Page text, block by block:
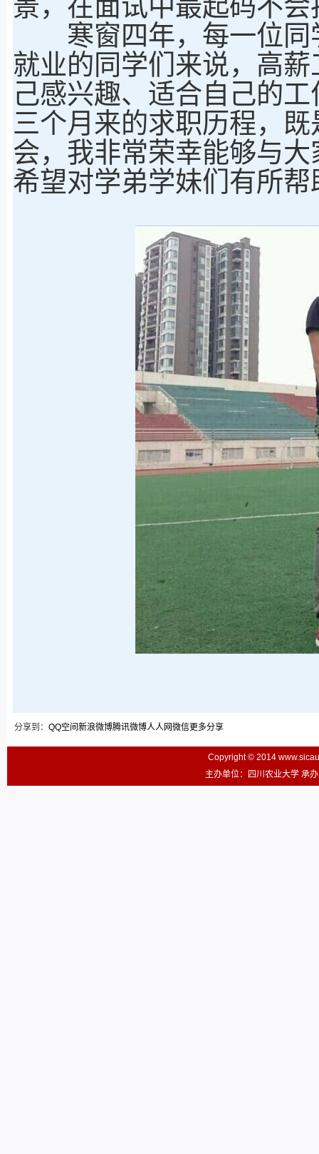
寒窗四年，每一位同
就业的同学们来说，高
己感兴趣、适合自己的
三个月来的求职历程，
会，我非常荣幸能够与
希望对学弟学妹们有所
分享到： QQ空间 新浪微博腾讯微博人人网微信更多分享
Copyright © 2014
主办单位：四川农业大学 承